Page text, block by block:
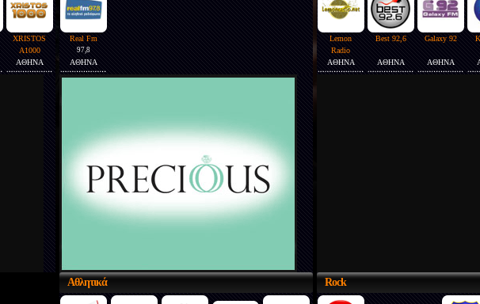
XRISTOS
A1000
ΑΘΗΝΑ
Real Fm
97,8
ΑΘΗΝΑ
Αθλητικά
Lemon
Radio
ΑΘΗΝΑ
Best 92,6
ΑΘΗΝΑ
Galaxy 92
ΑΘΗΝΑ
Rock